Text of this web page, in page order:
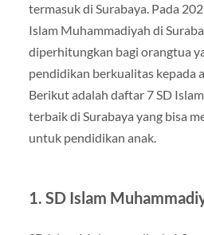
termasuk di Surabaya. Pada
Islam Muhammadiyah di
diperhitungkan bagi orangtua
pendidikan berkualitas kepada
Berikut adalah daftar 7 SD
terbaik di Surabaya yang bisa
untuk pendidikan anak.
1. SD Islam